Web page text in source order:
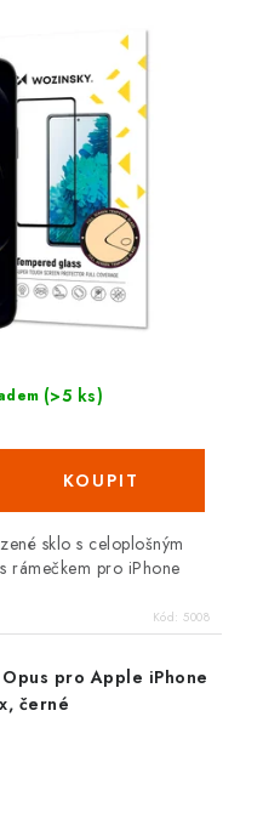
(>5 ks)
sklo s celoplošným
rámečkem pro iPhone
Kód: 5008
pro Apple iPhone
černé